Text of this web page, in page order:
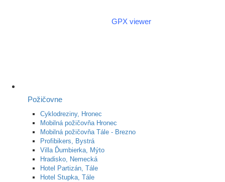
GPX viewer
Požičovne
Cyklodreziny, Hronec
Mobilná požičovňa Hronec
Mobilná požičovňa Tále - Brezno
Profibikers, Bystrá
Villa Ďumbierka, Mýto
Hradisko, Nemecká
Hotel Partizán, Tále
Hotel Stupka, Tále